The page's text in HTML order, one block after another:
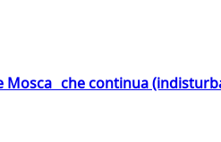
Mosca che continua